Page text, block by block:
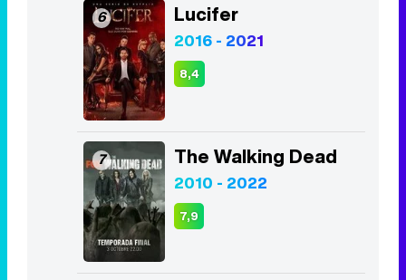
6 Lucifer
2016 - 2021
8,4
7 The Walking Dead
2010 - 2022
7,9